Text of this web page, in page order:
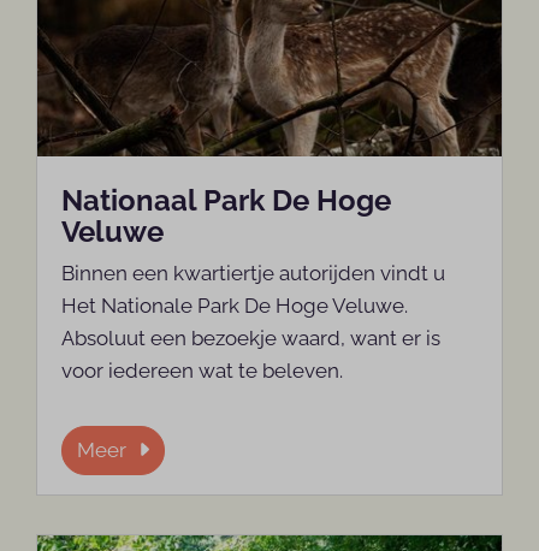
Nationaal Park De Hoge
Veluwe
Binnen een kwartiertje autorijden vindt u
Het Nationale Park De Hoge Veluwe.
Absoluut een bezoekje waard, want er is
voor iedereen wat te beleven.
Meer